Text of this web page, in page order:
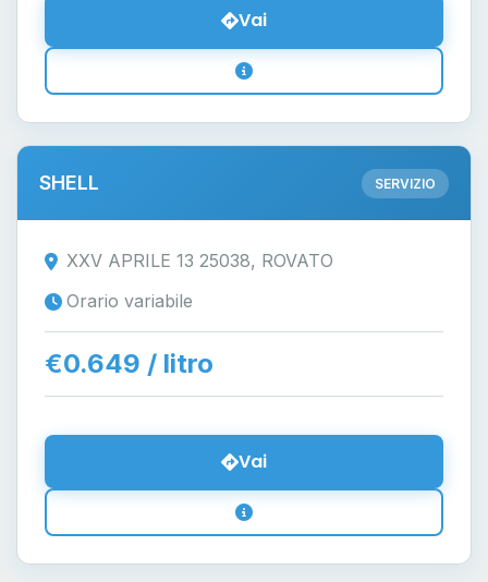
Vai
SHELL SERVIZIO
XXV APRILE 13 25038, ROVATO
Orario variabile
€0.649 / litro
Vai